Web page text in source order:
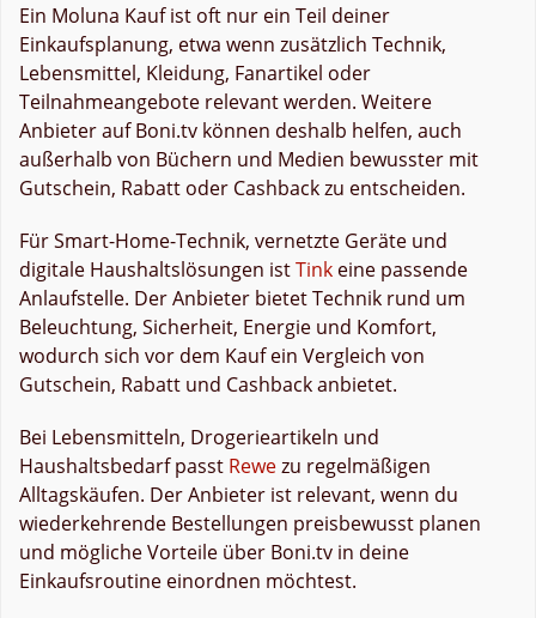
Ein Moluna Kauf ist oft nur ein Teil deiner
Einkaufsplanung, etwa wenn zusätzlich Technik,
Lebensmittel, Kleidung, Fanartikel oder
Teilnahmeangebote relevant werden. Weitere
Anbieter auf Boni.tv können deshalb helfen, auch
außerhalb von Büchern und Medien bewusster mit
Gutschein, Rabatt oder Cashback zu entscheiden.
Für Smart-Home-Technik, vernetzte Geräte und
digitale Haushaltslösungen istTink eine passende
Anlaufstelle. Der Anbieter bietet Technik rund um
Beleuchtung, Sicherheit, Energie und Komfort,
wodurch sich vor dem Kauf ein Vergleich von
Gutschein, Rabatt und Cashback anbietet.
Bei Lebensmitteln, Drogerieartikeln und
Haushaltsbedarf passt Rewezu regelmäßigen
Alltagskäufen. Der Anbieter ist relevant, wenn du
wiederkehrende Bestellungen preisbewusst planen
und mögliche Vorteile über Boni.tv in deine
Einkaufsroutine einordnen möchtest.